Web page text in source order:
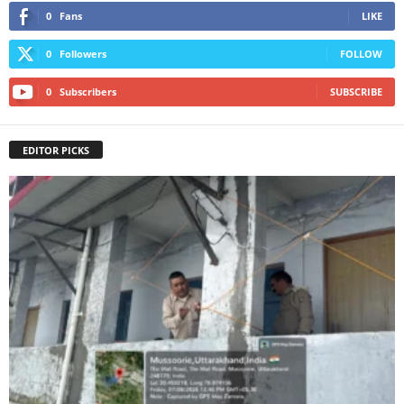
0 Fans LIKE
0 Followers FOLLOW
0 Subscribers SUBSCRIBE
EDITOR PICKS